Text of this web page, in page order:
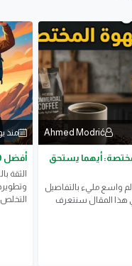
Ahmed Modrić
أيهما يستحق
واسع مليء بالتفاصيل
هذا المقال سنتعرف
منذ
أفضل 10 خطوات لزيادة الثقة بالنفس
الثقة